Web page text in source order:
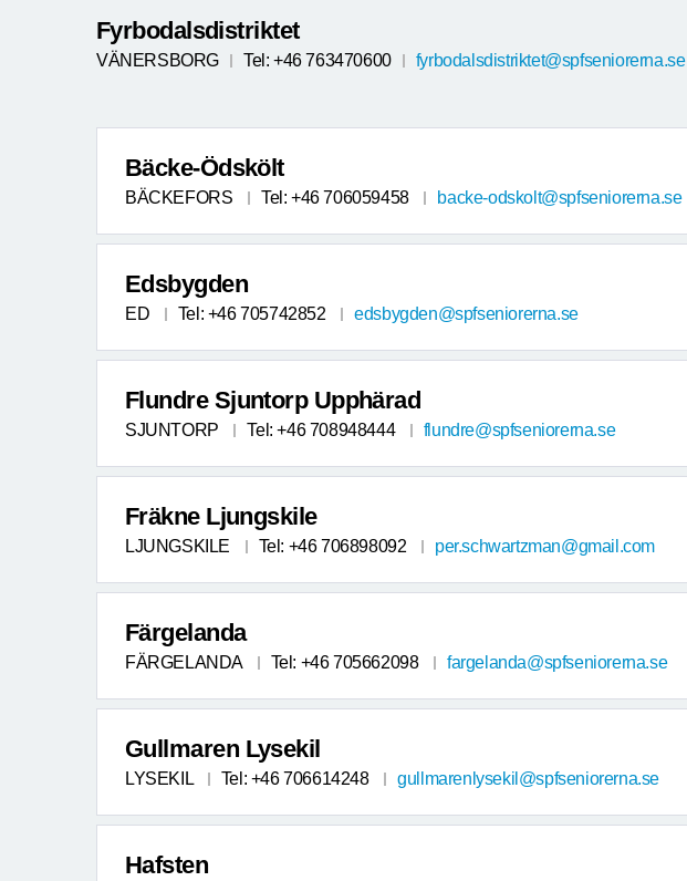
Fyrbodalsdistriktet
VÄNERSBORG Tel: +46 763470600 fyrbodalsdistriktet@spfseniorerna.se
Bäcke-Ödskölt
BÄCKEFORS Tel: +46 706059458 backe-odskolt@spfseniorerna.se
Edsbygden
ED Tel: +46 705742852 edsbygden@spfseniorerna.se
Flundre Sjuntorp Upphärad
SJUNTORP Tel: +46 708948444 flundre@spfseniorerna.se
Fräkne Ljungskile
LJUNGSKILE Tel: +46 706898092 per.schwartzman@gmail.com
Färgelanda
FÄRGELANDA Tel: +46 705662098 fargelanda@spfseniorerna.se
Gullmaren Lysekil
LYSEKIL Tel: +46 706614248 gullmarenlysekil@spfseniorerna.se
Hafsten